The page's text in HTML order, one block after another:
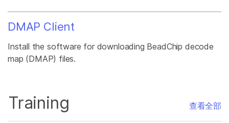
DMAP Client
Install the software for downloading BeadChip decode
map (DMAP) files.
Training 查看全部